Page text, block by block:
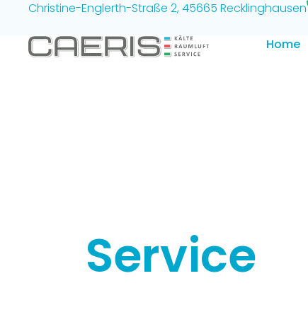
Christine-Englerth-Straße 2, 45665 Recklinghausen
Home
Service